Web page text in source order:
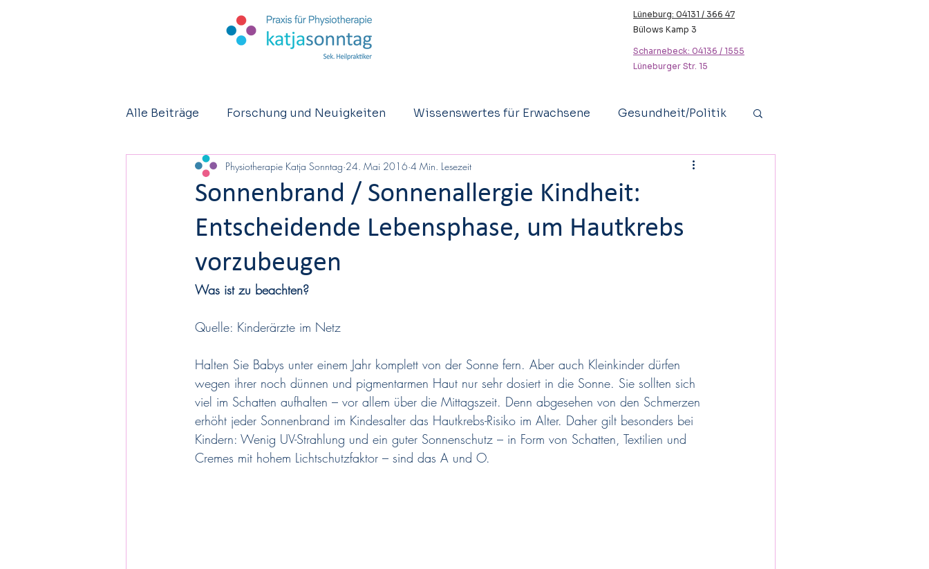
Lüneburg: 04131 / 366 47
Bülows Kamp 3
Scharnebeck: 04136 / 1555
Lüneburger Str. 15
Alle Beiträge Forschung und Neuigkeiten Wissenswertes für Erwachsene Gesundheit/Politik
Kurzberichte Osteopathie Eltern - Säuglinge und Kinder Jugendliche
Sonnenbrand / Sonnenallergie Kindheit:
Entscheidende Lebensphase, um Hautkrebs
vorzubeugen
Physiotherapie Katja Sonntag 24. Mai 2016 4 Min. Lesezeit
Was ist zu beachten?
Quelle: Kinderärzte im Netz
Halten Sie Babys unter einem Jahr komplett von der Sonne fern. Aber auch Kleinkinder dürfen
wegen ihrer noch dünnen und pigmentarmen Haut nur sehr dosiert in die Sonne. Sie sollten sich
viel im Schatten aufhalten – vor allem über die Mittagszeit. Denn abgesehen von den Schmerzen
erhöht jeder Sonnenbrand im Kindesalter das Hautkrebs-Risiko im Alter. Daher gilt besonders bei
Kindern: Wenig UV-Strahlung und ein guter Sonnenschutz – in Form von Schatten, Textilien und
Cremes mit hohem Lichtschutzfaktor – sind das A und O.